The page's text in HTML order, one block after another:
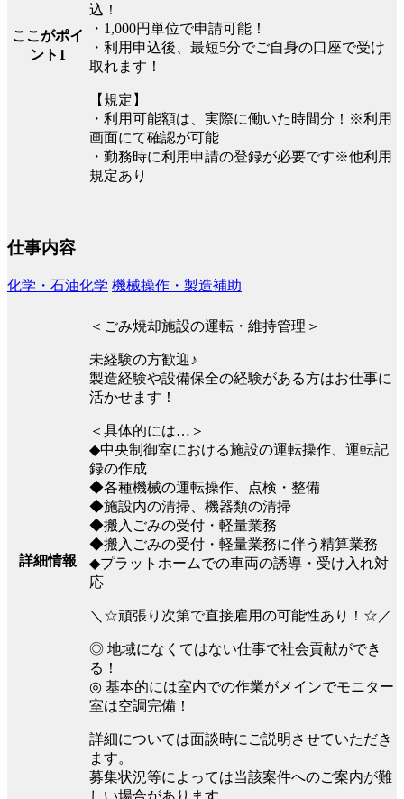
ここがポイ
ント1
込！
・1,000円単位で申請可能！
・利用申込後、最短5分でご自身の口座で受け
取れます！
【規定】
・利用可能額は、実際に働いた時間分！※利用
画面にて確認が可能
・勤務時に利用申請の登録が必要です※他利用
規定あり
仕事内容
化学・石油化学 機械操作・製造補助
詳細情報
＜ごみ焼却施設の運転・維持管理＞
未経験の方歓迎♪
製造経験や設備保全の経験がある方はお仕事に
活かせます！
＜具体的には…＞
◆中央制御室における施設の運転操作、運転記
録の作成
◆各種機械の運転操作、点検・整備
◆施設内の清掃、機器類の清掃
◆搬入ごみの受付・軽量業務
◆搬入ごみの受付・軽量業務に伴う精算業務
◆プラットホームでの車両の誘導・受け入れ対
応
＼☆頑張り次第で直接雇用の可能性あり！☆／
◎ 地域になくてはない仕事で社会貢献ができ
る！
◎ 基本的には室内での作業がメインでモニター
室は空調完備！
詳細については面談時にご説明させていただき
ます。
募集状況等によっては当該案件へのご案内が難
しい場合があります。